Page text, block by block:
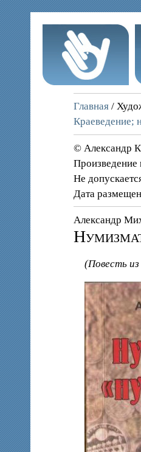
Главная /
Краеведение;
© Александр
Произведение
Не
Дата
Александр
(Повесть